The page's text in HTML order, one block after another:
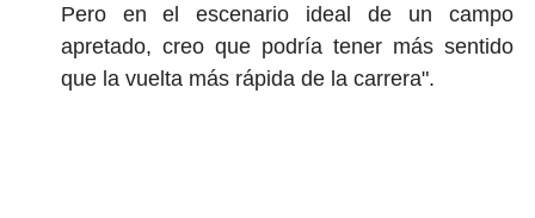
Pero en el escenario ideal de un campo
apretado, creo que podría tener más sentido
que la vuelta más rápida de la carrera".